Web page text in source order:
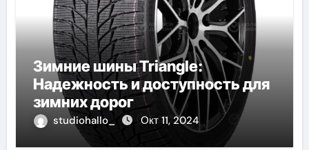
Зимние шины Triangle:
Надежность и доступность для
зимних дорог
studiohallo_ Окт 11, 2024